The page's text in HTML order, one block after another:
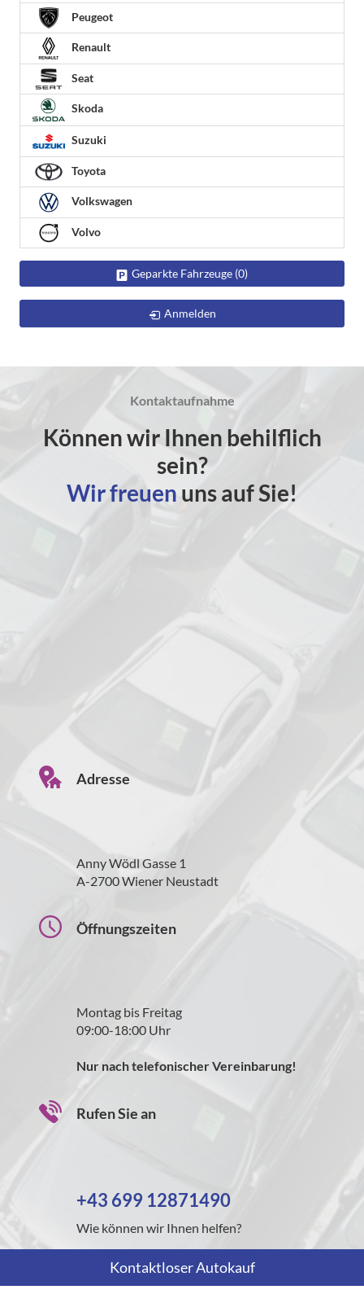
Kontaktloser Autokauf
Peugeot
Renault
Seat
Skoda
Suzuki
Toyota
Volkswagen
Volvo
Geparkte Fahrzeuge (0)
Anmelden
Kontaktaufnahme
Können wir Ihnen behilflich
sein?
Wir freuen uns auf Sie!
Adresse
Anny Wödl Gasse 1
A-2700 Wiener Neustadt
Öffnungszeiten
Montag bis Freitag
09:00-18:00 Uhr
Nur nach telefonischer Vereinbarung!
Rufen Sie an
+43 699 12871490
Wie können wir Ihnen helfen?